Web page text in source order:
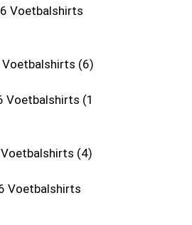
Voetbalshirts
Voetbalshirts 6
Voetbalshirts 1
4
Voetbalshirts